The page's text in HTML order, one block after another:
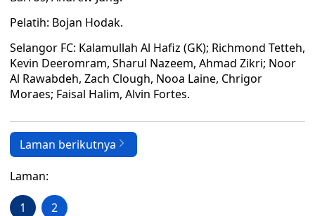
Pelatih: Bojan Hodak.
Selangor FC: Kalamullah Al Hafiz (GK); Richmond Tetteh,
Kevin Deeromram, Sharul Nazeem, Ahmad Zikri; Noor
Al Rawabdeh, Zach Clough, Nooa Laine, Chrigor
Moraes; Faisal Halim, Alvin Fortes.
Laman berikutnya
Laman:
1 2